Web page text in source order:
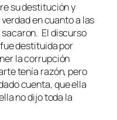
su destitución y
en cuanto a las
El discurso
destituida por
la corrupción
tenía razón, pero
cuenta, que ella
no dijo toda la